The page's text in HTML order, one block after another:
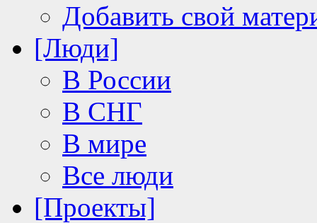
Добавить свой
[Люди]
В России
В СНГ
В мире
Все люди
[Проекты]